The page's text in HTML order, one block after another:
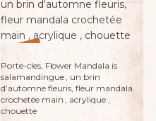
20
Porte-cles, Flower Mandala is
salamandingue , un brin
d’automne fleuris, fleur mandala
crochetée main , acrylique ,
chouette